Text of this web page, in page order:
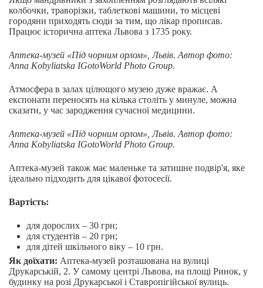
колбочки, траворізки, таблеткові машини, то місцеві
городяни приходять сюди за тим, що лікар прописав.
Працює історична аптека Львова з 1735 року.
Аптека-музей «Під чорним орлом», Львів. Автор фото:
Anna Kobyliatska IGotoWorld Photo Group.
Атмосфера в залах цілющого музею дуже вражає. А
експонати переносять на кілька століть у минуле, можна
сказати, у час зародження сучасної медицини.
Аптека-музей «Під чорним орлом», Львів. Автор фото:
Anna Kobyliatska IGotoWorld Photo Group.
Аптека-музей також має маленьке та затишне подвір'я, яке
ідеально підходить для цікавої фотосесії.
Вартість:
для дорослих – 30 грн;
для студентів – 20 грн;
для дітей шкільного віку – 10 грн.
Як доїхати: Аптека-музей розташована на вулиці
Друкарській, 2. У самому центрі Львова, на площі Ринок, у
будинку на розі Друкарської і Ставропігійської вулиць.